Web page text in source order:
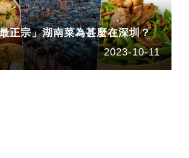
正宗」湖南菜為甚麼在深圳？
2023-10-11